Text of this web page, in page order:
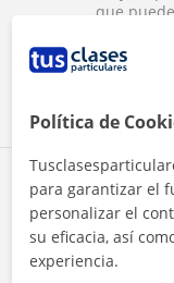
que
siempre
cosas
viene
Muy
Ver todas las
Profesor
Javier tiene el
Política de
para garantizar el
personalizar el
su eficacia, así
experiencia.